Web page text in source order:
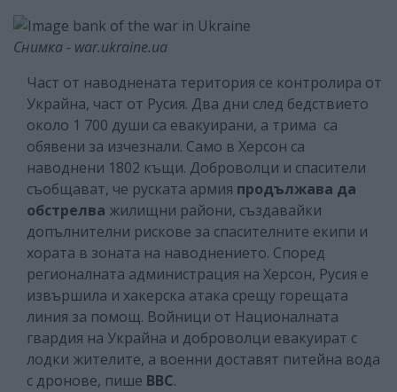
Снимка - war.ukraine.ua
Част от наводнената територия се контролира от
Украйна, част от Русия. Два дни след бедствието
около 1 700 души са евакуирани, а трима са
обявени за изчезнали. Само в Херсон са
наводнени 1802 къщи. Доброволци и спасители
съобщават, че руската армия продължава да
обстрелва жилищни райони, създавайки
допълнителни рискове за спасителните екипи и
хората в зоната на наводнението. Според
регионалната администрация на Херсон, Русия е
извършила и хакерска атака срещу горещата
линия за помощ. Войници от Националната
гвардия на Украйна и доброволци евакуират с
лодки жителите, а военни доставят питейна вода
с дронове, пише ВВС.